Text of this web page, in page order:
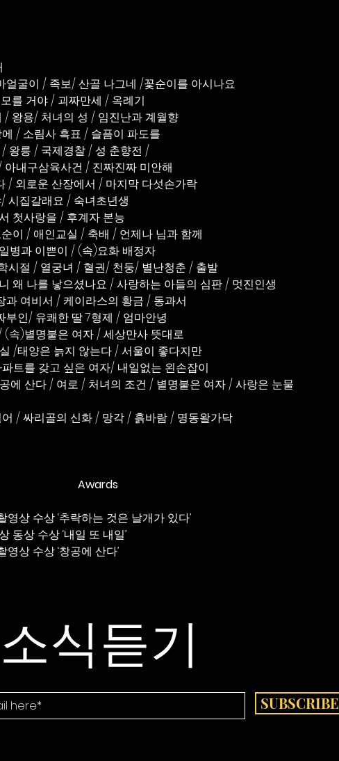
얼굴이 / 족보/ 산골 나그네 /꽃순이를 아시나요
를 거야 / 괴짜만세 / 옥례기
/ 왕용/ 처녀의 성 / 임진난과 계월향
/ 소림사 흑표 / 슬픔이 파도를
왕릉 / 국제경찰 / 성 춘향전 /
아내구삼육사건 / 진짜진짜 미안해
/ 외로운 산장에서 / 마지막 다섯손가락
시집갈래요 / 숙녀초년생
첫사랑을 / 후계자 본능
이 / 애인교실 / 축배 / 언제나 님과 함께
병과 이쁜이 / (속)요화 배정자
시절 / 열궁녀 / 혈권/ 천둥/ 별난청춘 / 출발
왜 나를 낳으셨나요 / 사랑하는 아들의 심판 / 멋진인생
과 여비서 / 케이라스의 황금 / 동과서
부인/ 유쾌한 딸 7형제 / 엄마안녕
(속)별명붙은 여자 / 세상만사 뜻대로
/태양은 늙지 않는다 / 서울이 좋다지만
트를 갖고 싶은 여자/ 내일없는 왼손잡이
에 산다 / 여로 / 처녀의 조건 / 별명붙은 여자 / 사랑은 눈물
/ 싸리골의 신화 / 망각 / 흙바람 / 명동왈가닥
Awards
상 수상 ‘추락하는 것은 날개가 있다’
동상 수상 ‘내일 또 내일’
상 수상 ‘창공에 산다’
식듣기
SUBSCRIBE